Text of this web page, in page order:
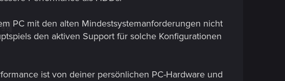
PC mit den alten Mindestsystemanforderungen nicht
den aktiven Support für solche Konfigurationen
ist von deiner persönlichen PC-Hardware und